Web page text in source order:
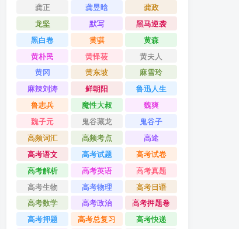
龚正 龚昱晗
龚政
龙坚
默写
黑马逆袭
黑白卷
黄骐
黄森
黄朴民
黄怿莜
黄夫人
黄冈
黄东坡
麻雪玲
麻辣刘涛
鲜朝阳
鲁迅人生
鲁志兵
魔性大叔
魏爽
魏子元
鬼谷藏龙
鬼谷子
高频词汇
高频考点
高途
高考语文
高考试题
高考试卷
高考解析
高考英语
高考真题
高考生物
高考物理
高考日语
高考数学
高考政治
高考押题卷
高考押题
高考总复习
高考快递